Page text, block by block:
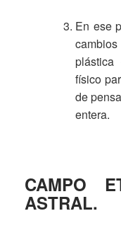
En ese
físico
de
entera.
CAMPO
ASTRAL.